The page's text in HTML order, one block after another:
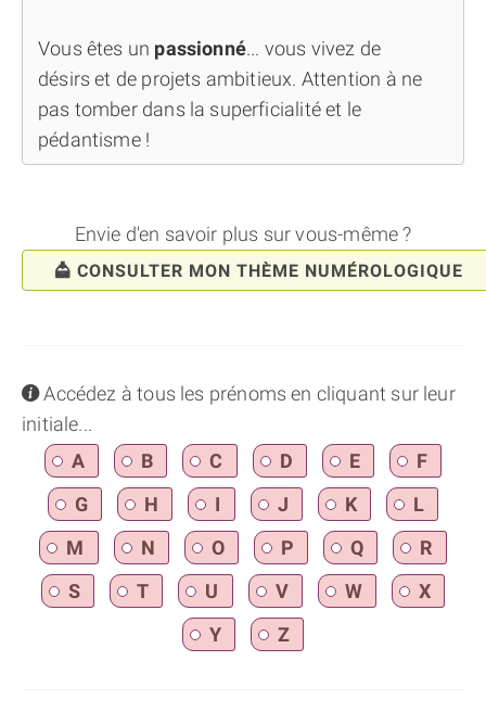
Vous êtes un passionné... vous vivez de
désirs et de projets ambitieux. Attention à ne
pas tomber dans la superficialité et le
pédantisme !
Envie d'en savoir plus sur vous-même ?
CONSULTER MON THÈME NUMÉROLOGIQUE
infoAccédez à tous les prénoms en cliquant sur leur
initiale...
A
B C D E
F
G
H I J K
L
M
N O P Q
R
S
T U V W
X
Y
Z